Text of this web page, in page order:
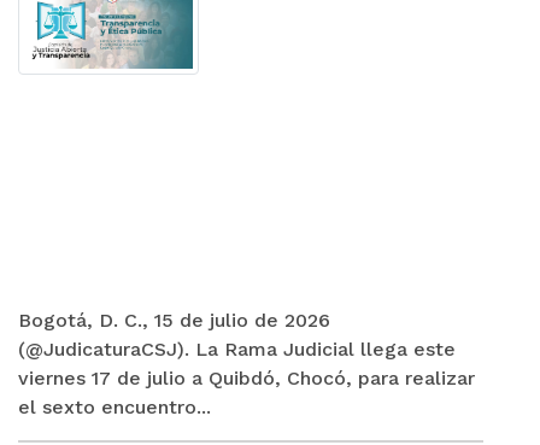
Bogotá, D. C., 15 de julio de 2026
(@JudicaturaCSJ). La Rama Judicial llega este
viernes 17 de julio a Quibdó, Chocó, para realizar
el sexto encuentro...